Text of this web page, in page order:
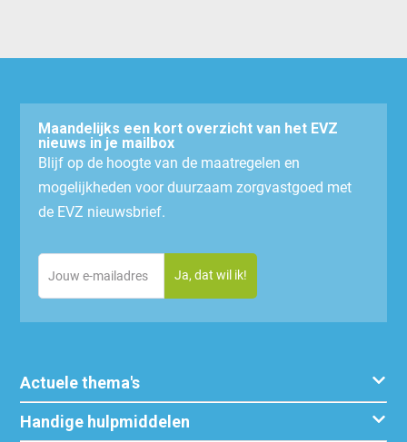
Maandelijks een kort overzicht van het EVZ
nieuws in je mailbox
Blijf op de hoogte van de maatregelen en
mogelijkheden voor duurzaam zorgvastgoed met
de EVZ nieuwsbrief.
Actuele thema's
Handige hulpmiddelen